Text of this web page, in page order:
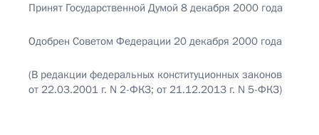
Принят Государственной Думой 8 декабря 2000 года
Одобрен Советом Федерации 20 декабря 2000 года
(В редакции федеральных конституционных законов
от 22.03.2001 г. N 2-ФКЗ; от 21.12.2013 г. N 5-ФКЗ)